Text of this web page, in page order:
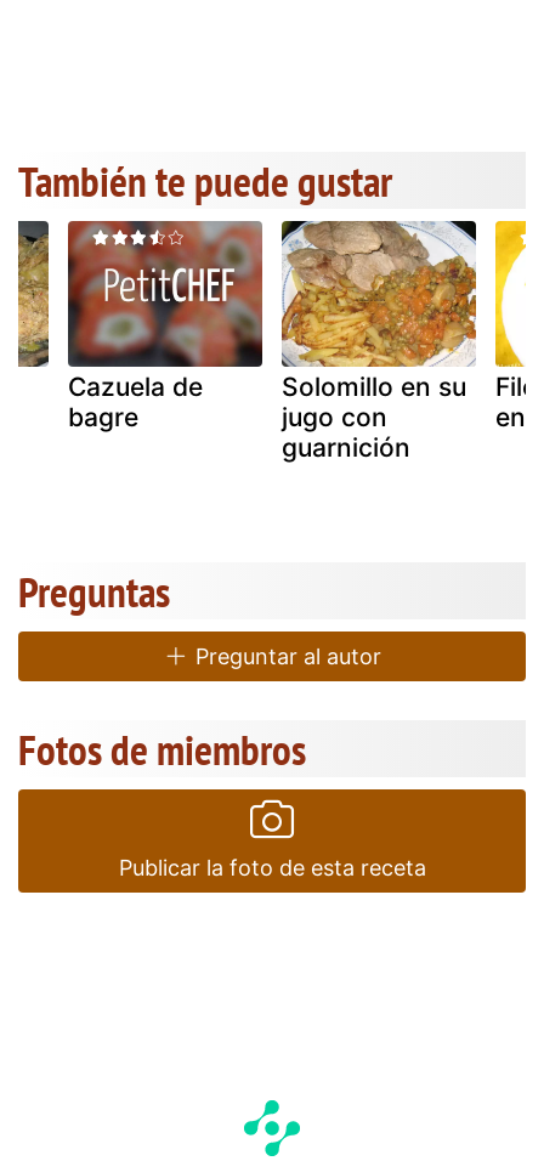
También te puede gustar
Cazuela de
bagre
Solomillo en su
jugo con
guarnición
Preguntas
Preguntar al autor
Fotos de miembros
Publicar la foto de esta receta